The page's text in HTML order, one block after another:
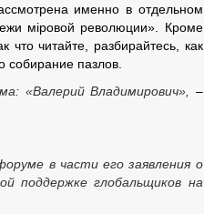
именно в отдельном
мiровой революции». Кроме
читайте, разбирайтесь, как
собирание пазлов.
«Валерий Владимирович», –
в части его заявления о
поддержке глобальщиков на